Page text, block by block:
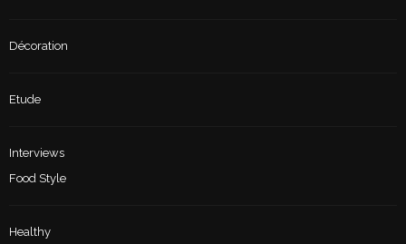
Décoration
Etude
Interviews
Food Style
Healthy